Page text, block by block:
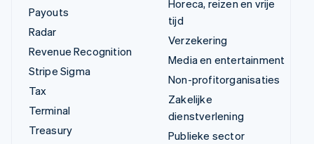
Payouts
Radar
Revenue Recognition
Stripe Sigma
Tax
Terminal
Treasury
Horeca, reizen en vrije
tijd
Verzekering
Media en entertainment
Non-profitorganisaties
Zakelijke
dienstverlening
Publieke sector